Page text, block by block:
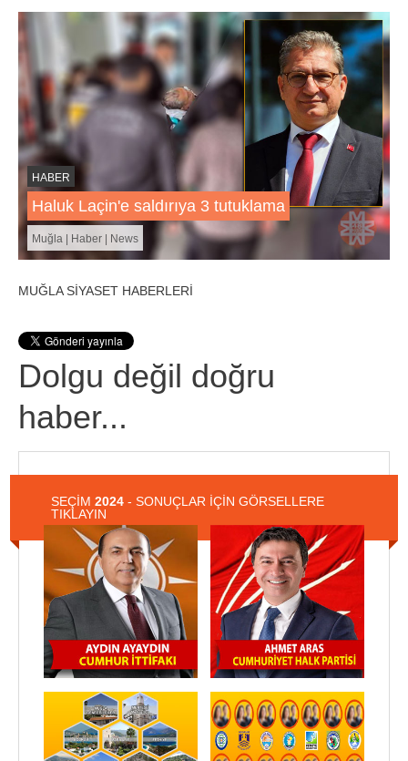
HABER
Haluk Laçin'e saldırıya 3 tutuklama
Muğla | Haber | News
MUĞLA SİYASET HABERLERİ
Dolgu değil doğru
haber...
SEÇİM 2024 - SONUÇLAR İÇİN GÖRSELLERE
TIKLAYIN